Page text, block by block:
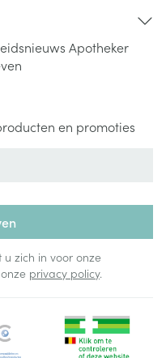
Apotheker
en promoties
u zich in voor onze
privacy policy.